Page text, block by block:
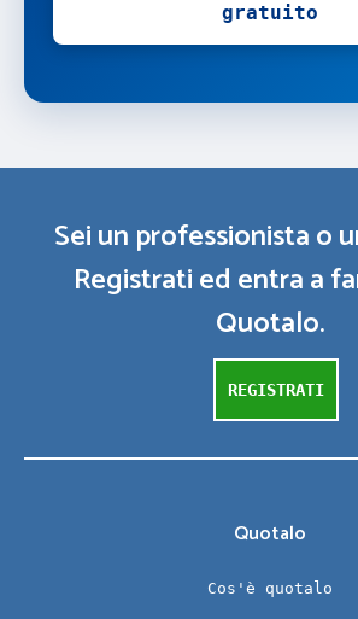
gratuito
Sei un professionista o
Registrati ed entra a
Quotalo.
REGISTRATI
Quotalo
Cos'è quotalo